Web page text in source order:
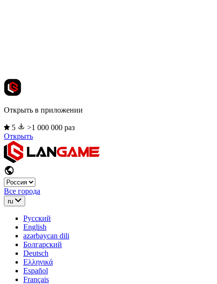
Открыть в приложении
5
>1 000 000 раз
Открыть
Все города
ru
Русский
English
azərbaycan dili
Болгарский
Deutsch
Ελληνικά
Español
Français